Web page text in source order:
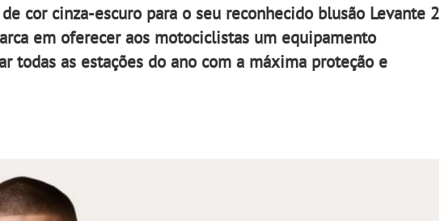
cor cinza-escuro para o seu reconhecido blusão Levante 2
em oferecer aos motociclistas um equipamento
todas as estações do ano com a máxima proteção e